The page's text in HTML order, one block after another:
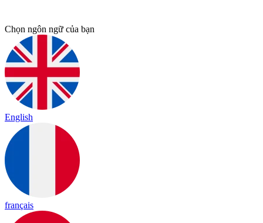
Chọn ngôn ngữ của bạn
English
français